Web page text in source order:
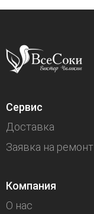
Сервис
Доставка
Заявка на ремонт
Компания
О нас